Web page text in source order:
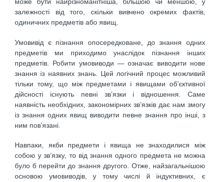
може бути найрізноманітніша, більшою чи меншою, у
залежності від того, скільки вивчено окремих фактів,
одиничних предметів або явищ.
Умовивід є пізнання опосередковане, до знання одних
предметів ми приходимо унаслідок пізнання інших
предметів. Робити умовиводи — означає виводити нове
знання із наявних знань. Цей логічний процес можливий
тільки тому, що між предметами і явищами об’єктивної
дійсності існують певні зв’язки і відношення. Саме
наявність необхідних, закономірних зв’язків дає нам змогу
із знання одних явищ виводити певне знання про інші, з
ним пов’язані.
Навпаки, якби предмети і явища не знаходилися між
собою у зв’язку, то від знання одного предмета не можна
було б перейти до знання другого. Отже, найзагальнішою
основою умовиводів, у тому числі й індуктивних, є